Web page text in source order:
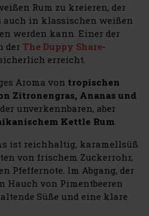
Rum zu kreieren, der
in klassischen weißen
werden kann. Einer der
der The Duppy Share-
erreicht.
Aroma von tropischen
Zitronengras, Ananas und
der unverkennbaren, aber
Kettle Rum
ist reichhaltig, karamellsüß
von frischem Zuckerrohr,
Pfeffernote. Im Abgang, der
Hauch von Pimentbeeren
Süße und eine klare